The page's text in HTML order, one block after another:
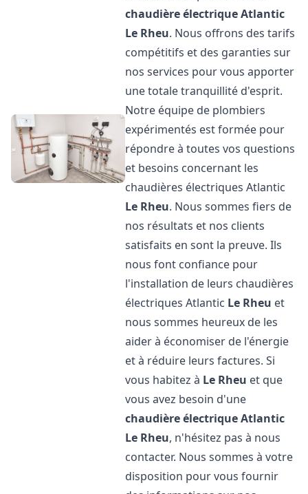
chaudière électrique Atlantic
Le Rheu. Nous offrons des tarifs
compétitifs et des garanties sur
nos services pour vous apporter
une totale tranquillité d'esprit.
Notre équipe de plombiers
expérimentés est formée pour
répondre à toutes vos questions
et besoins concernant les
chaudières électriques Atlantic
Le Rheu. Nous sommes fiers de
nos résultats et nos clients
satisfaits en sont la preuve. Ils
nous font confiance pour
l'installation de leurs chaudières
électriques Atlantic Le Rheu et
nous sommes heureux de les
aider à économiser de l'énergie
et à réduire leurs factures. Si
vous habitez à Le Rheu et que
vous avez besoin d'une
chaudière électrique Atlantic
Le Rheu, n'hésitez pas à nous
contacter. Nous sommes à votre
disposition pour vous fournir